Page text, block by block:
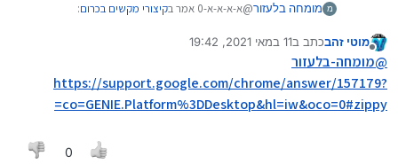
Ctrl+P הדפסה
שמירה בשם
מ מומחה בלעזור@א-א-א-א-0 אמר ב קיצורי מקשים בכרום:
זה לווינדוס אני עשיתי לכרום
מוטי זהבכתב ב11 במאי 2021, 19:42
נערך לאחרונה על ידי
@מומחה-בלעזור
https://support.google.com/chrome/answer/157179?
co=GENIE.Platform%3DDesktop&hl=iw&oco=0#zippy=
0